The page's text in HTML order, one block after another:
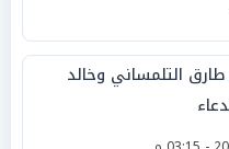
التلمساني وخالد